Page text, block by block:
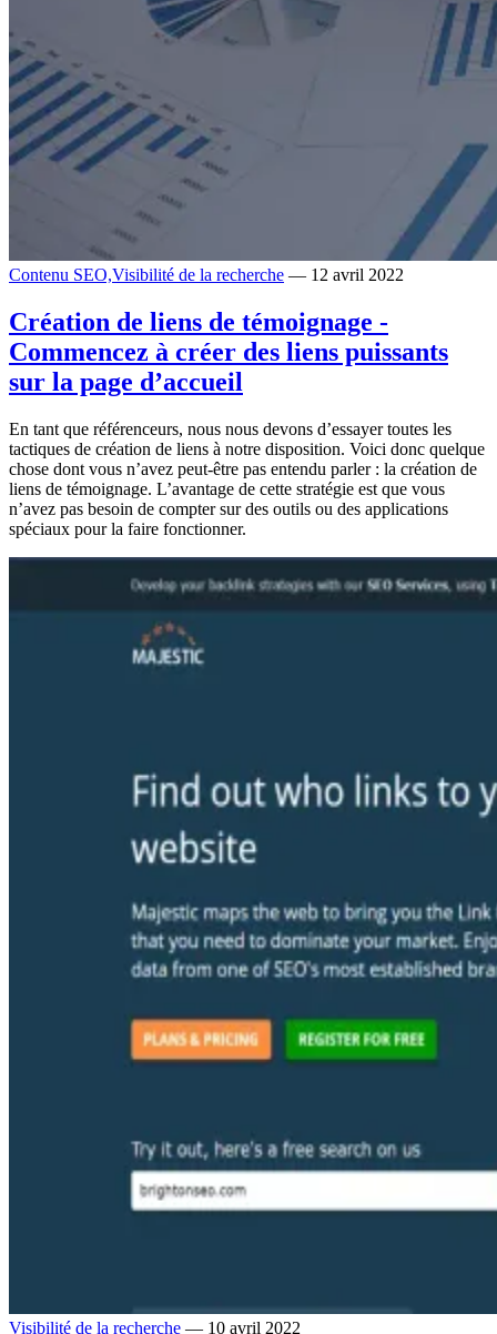
Contenu SEO,Visibilité de la recherche — 12 avril 2022
Création de liens de témoignage -
Commencez à créer des liens puissants
sur la page d’accueil
En tant que référenceurs, nous nous devons d’essayer toutes les
tactiques de création de liens à notre disposition. Voici donc quelque
chose dont vous n’avez peut-être pas entendu parler : la création de
liens de témoignage. L’avantage de cette stratégie est que vous
n’avez pas besoin de compter sur des outils ou des applications
spéciaux pour la faire fonctionner.
Visibilité de la recherche — 10 avril 2022